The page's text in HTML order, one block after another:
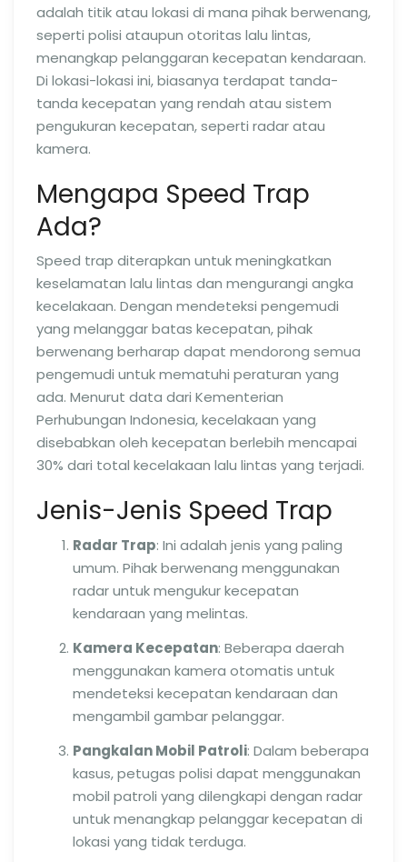
adalah titik atau lokasi di mana pihak berwenang,
seperti polisi ataupun otoritas lalu lintas,
menangkap pelanggaran kecepatan kendaraan.
Di lokasi-lokasi ini, biasanya terdapat tanda-
tanda kecepatan yang rendah atau sistem
pengukuran kecepatan, seperti radar atau
kamera.
Mengapa Speed Trap
Ada?
Speed trap diterapkan untuk meningkatkan
keselamatan lalu lintas dan mengurangi angka
kecelakaan. Dengan mendeteksi pengemudi
yang melanggar batas kecepatan, pihak
berwenang berharap dapat mendorong semua
pengemudi untuk mematuhi peraturan yang
ada. Menurut data dari Kementerian
Perhubungan Indonesia, kecelakaan yang
disebabkan oleh kecepatan berlebih mencapai
30% dari total kecelakaan lalu lintas yang terjadi.
Jenis-Jenis Speed Trap
Radar Trap: Ini adalah jenis yang paling
umum. Pihak berwenang menggunakan
radar untuk mengukur kecepatan
kendaraan yang melintas.
Kamera Kecepatan: Beberapa daerah
menggunakan kamera otomatis untuk
mendeteksi kecepatan kendaraan dan
mengambil gambar pelanggar.
Pangkalan Mobil Patroli: Dalam beberapa
kasus, petugas polisi dapat menggunakan
mobil patroli yang dilengkapi dengan radar
untuk menangkap pelanggar kecepatan di
lokasi yang tidak terduga.